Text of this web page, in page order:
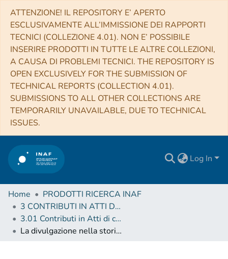
ATTENZIONE! IL REPOSITORY E’ APERTO
ESCLUSIVAMENTE ALL’IMMISSIONE DEI RAPPORTI
TECNICI (COLLEZIONE 4.01). NON E’ POSSIBILE
INSERIRE PRODOTTI IN TUTTE LE ALTRE COLLEZIONI,
A CAUSA DI PROBLEMI TECNICI. THE REPOSITORY IS
OPEN EXCLUSIVELY FOR THE SUBMISSION OF
TECHNICAL REPORTS (COLLECTION 4.01).
SUBMISSIONS TO ALL OTHER COLLECTIONS ARE
TEMPORARILY UNAVAILABLE, DUE TO TECHNICAL
ISSUES.
Log In
Home
PRODOTTI RICERCA INAF
3 CONTRIBUTI IN ATTI DI CONVEGNO (Proceedings)
3.01 Contributi in Atti di convegno
La divulgazione nella storia dell'Osservatorio di Capodimonte e la storia dell'Osservatorio di Capodimonte nella divulgazione oggi